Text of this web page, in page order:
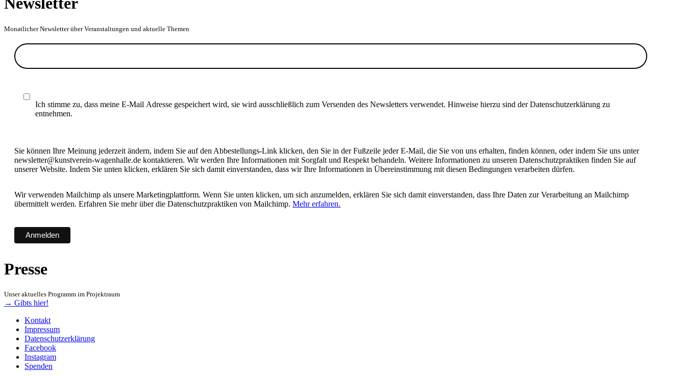
Monatlicher Newsletter über Veranstaltungen und aktuelle Themen
Ich stimme zu, dass meine E-Mail Adresse gespeichert wird, sie wird ausschließlich zum Versenden des Newsletters verwendet. Hinweise hierzu sind der Datenschutzerklärung zu
entnehmen.
Sie können Ihre Meinung jederzeit ändern, indem Sie auf den Abbestellungs-Link klicken, den Sie in der Fußzeile jeder E-Mail, die Sie von uns erhalten, finden können, oder indem Sie uns unter
newsletter@kunstverein-wagenhalle.de kontaktieren. Wir werden Ihre Informationen mit Sorgfalt und Respekt behandeln. Weitere Informationen zu unseren Datenschutzpraktiken finden Sie auf
unserer Website. Indem Sie unten klicken, erklären Sie sich damit einverstanden, dass wir Ihre Informationen in Übereinstimmung mit diesen Bedingungen verarbeiten dürfen.
Wir verwenden Mailchimp als unsere Marketingplattform. Wenn Sie unten klicken, um sich anzumelden, erklären Sie sich damit einverstanden, dass Ihre Daten zur Verarbeitung an Mailchimp
übermittelt werden. Erfahren Sie mehr über die Datenschutzpraktiken von Mailchimp. Mehr erfahren.
Presse
Unser aktuelles Programm im Projektraum
→ Gibts hier!
Kontakt
Impressum
Datenschutzerklärung
Facebook
Instagram
Spenden